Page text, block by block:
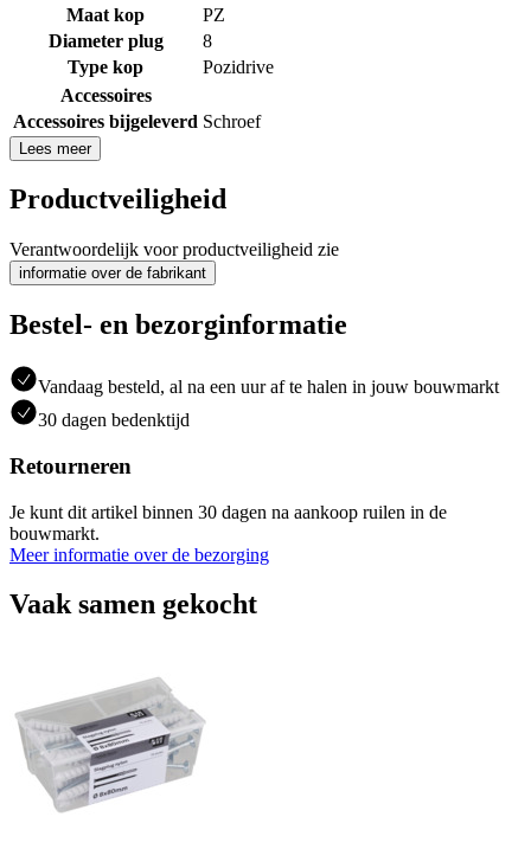
Maat kop
PZ
Diameter plug
8
Type kop
Pozidrive
Accessoires
Accessoires bijgeleverd Schroef
Lees meer
Productveiligheid
Verantwoordelijk voor productveiligheid zie
informatie over de fabrikant
Bestel- en bezorginformatie
Vandaag besteld, al na een uur af te halen in jouw bouwmarkt
30 dagen bedenktijd
Retourneren
Je kunt dit artikel binnen 30 dagen na aankoop ruilen in de
bouwmarkt.
Meer informatie over de bezorging
Vaak samen gekocht